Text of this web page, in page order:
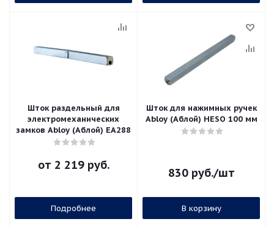
Шток раздельный для
электромеханических
замков Abloy (Аблой) EA288
от 2 219 руб.
Подробнее
Шток для нажимных ручек
Abloy (Аблой) HESO 100 мм
830руб./шт
В корзину